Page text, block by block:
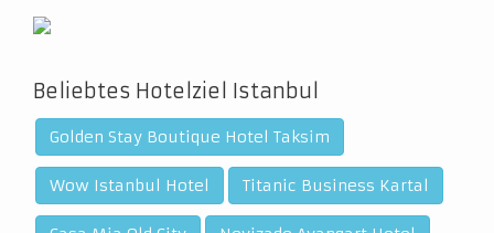
Beliebtes Hotelziel Istanbul
Golden Stay Boutique Hotel Taksim
Wow Istanbul Hotel Titanic Business Kartal